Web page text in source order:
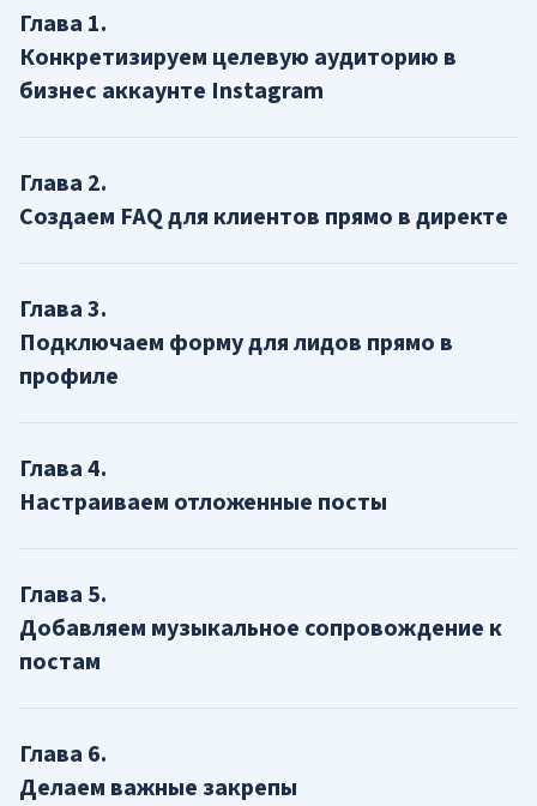
Глава 1.
Конкретизируем целевую аудиторию в
бизнес аккаунте Instagram
Глава 2.
Создаем FAQ для клиентов прямо в директе
Глава3.
Подключаем форму для лидов прямо в
профиле
Глава4.
Настраиваем отложенные посты
Глава 5.
Добавляем музыкальное сопровождение к
постам
Глава 6.
Делаем важные закрепы